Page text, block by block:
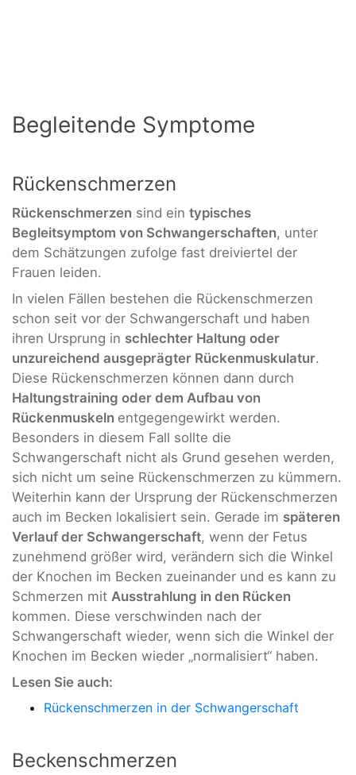
Begleitende Symptome
Rückenschmerzen
Rückenschmerzen sind ein typisches
Begleitsymptom von Schwangerschaften, unter
dem Schätzungen zufolge fast dreiviertel der
Frauen leiden.
In vielen Fällen bestehen die Rückenschmerzen
schon seit vor der Schwangerschaft und haben
ihren Ursprung in schlechter Haltung oder
unzureichend ausgeprägter Rückenmuskulatur.
Diese Rückenschmerzen können dann durch
Haltungstraining oder dem Aufbau von
Rückenmuskeln entgegengewirkt werden.
Besonders in diesem Fall sollte die
Schwangerschaft nicht als Grund gesehen werden,
sich nicht um seine Rückenschmerzen zu kümmern.
Weiterhin kann der Ursprung der Rückenschmerzen
auch im Becken lokalisiert sein. Gerade im späteren
Verlauf der Schwangerschaft, wenn der Fetus
zunehmend größer wird, verändern sich die Winkel
der Knochen im Becken zueinander und es kann zu
Schmerzen mit Ausstrahlung in den Rücken
kommen. Diese verschwinden nach der
Schwangerschaft wieder, wenn sich die Winkel der
Knochen im Becken wieder „normalisiert“ haben.
Lesen Sie auch:
Rückenschmerzen in der Schwangerschaft
Beckenschmerzen